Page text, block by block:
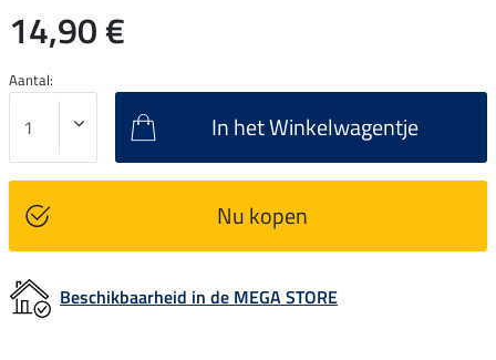
14,90 €
Aantal:
In het Winkelwagentje
Nu kopen
Beschikbaarheid in de MEGA STORE